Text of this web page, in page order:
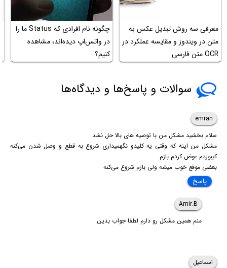
معرفی سه روش تبدیل عکس به
متن در ویندوز و مقایسه عملکرد در
OCR متن فارسی
چگونه نام افرادی که Status ما را
در واتس‌اپ دیده‌اند، مشاهده
کنیم؟
سوالات و پاسخ‌ها و دیدگاه‌ها
emran
سلام بخشید مشکل من با توصیه های بالا حل نشد
مشکل من اینه که وقتی یه کلیدو نگهمیداری شروع به قطع و وصل شدن می‌کنه
کیبوردم عوض کردم بازم
بعضی موقع خوب میشه ولی بازم شروع می‌کنه
پاسخ
Amir.B
منم همین مشکل رو دارم لطفا جواب بدین
اسماعیل